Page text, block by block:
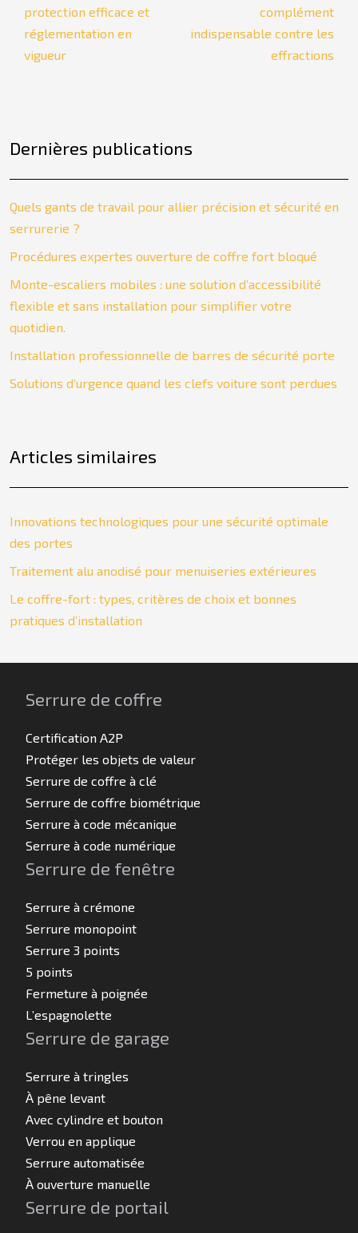
protection efficace et
réglementation en
vigueur
complément
indispensable contre les
effractions
Dernières publications
Quels gants de travail pour allier précision et sécurité en
serrurerie ?
Procédures expertes ouverture de coffre fort bloqué
Monte-escaliers mobiles : une solution d’accessibilité
flexible et sans installation pour simplifier votre
quotidien.
Installation professionnelle de barres de sécurité porte
Solutions d’urgence quand les clefs voiture sont perdues
Articles similaires
Innovations technologiques pour une sécurité optimale
des portes
Traitement alu anodisé pour menuiseries extérieures
Le coffre-fort : types, critères de choix et bonnes
pratiques d’installation
Serrure de coffre
Certification A2P
Protéger les objets de valeur
Serrure de coffre à clé
Serrure de coffre biométrique
Serrure à code mécanique
Serrure à code numérique
Serrure de fenêtre
Serrure à crémone
Serrure monopoint
Serrure 3 points
5 points
Fermeture à poignée
L’espagnolette
Serrure de garage
Serrure à tringles
À pêne levant
Avec cylindre et bouton
Verrou en applique
Serrure automatisée
À ouverture manuelle
Serrure de portail